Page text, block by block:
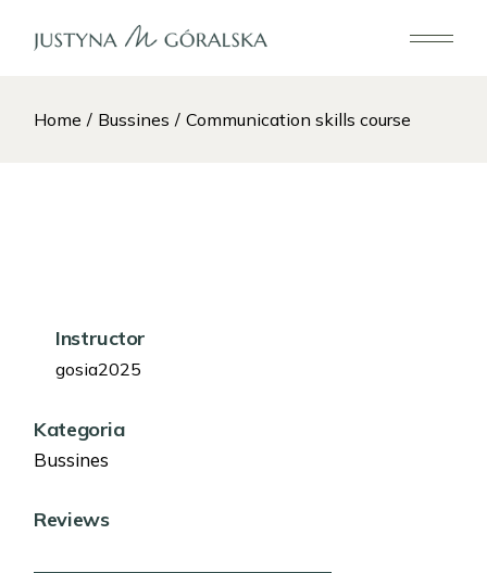
Home Bussines Communication skills course
Instructor
gosia2025
Kategoria
Bussines
Reviews